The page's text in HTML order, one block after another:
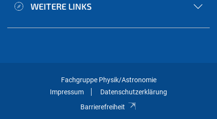
WEITERE LINKS
Fachgruppe Physik/Astronomie
Impressum
Datenschutzerklärung
Barrierefreiheit